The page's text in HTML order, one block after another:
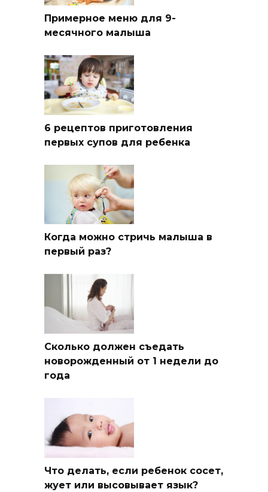
Примерное меню для 9-
месячного малыша
6 рецептов приготовления
первых супов для ребенка
Когда можно стричь малыша в
первый раз?
Сколько должен съедать
новорожденный от 1 недели до
года
Что делать, если ребенок сосет,
жует или высовывает язык?